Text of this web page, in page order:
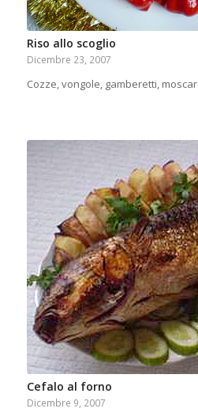
Riso allo scoglio
Dicembre 23, 2007
Cozze, vongole, gamberetti,
Cefalo al forno
Dicembre 9, 2007